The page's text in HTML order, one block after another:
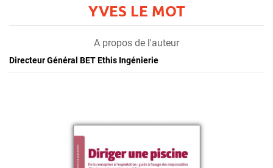
YVES LE MOT
A propos de l'auteur
Directeur Général BET Ethis Ingénierie